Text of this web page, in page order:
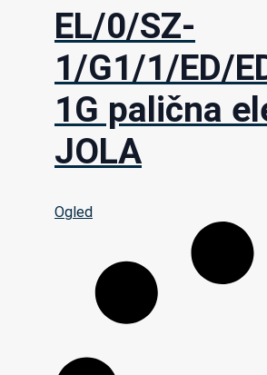
EL/0/SZ-
1/G1/1/ED/
1G palična
JOLA
Ogled